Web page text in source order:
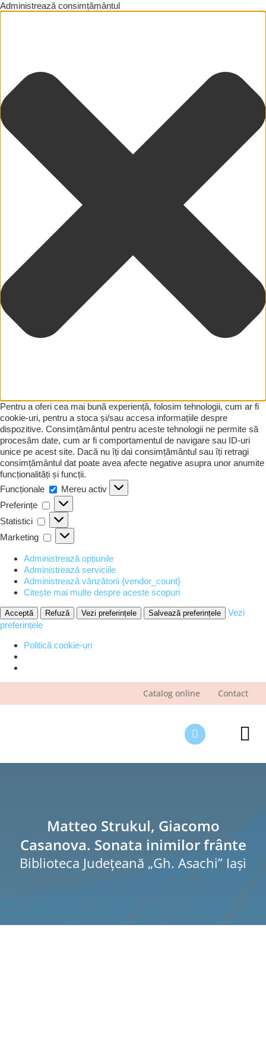
Administrează consimțământul
Pentru a oferi cea mai bună experiență, folosim tehnologii, cum ar fi
cookie-uri, pentru a stoca și/sau accesa informațiile despre
dispozitive. Consimțământul pentru aceste tehnologii ne permite să
procesăm date, cum ar fi comportamentul de navigare sau ID-uri
unice pe acest site. Dacă nu îți dai consimțământul sau îți retragi
consimțământul dat poate avea afecte negative asupra unor anumite
funcționalități și funcții.
Funcționale
Funcționale
Mereu activ
Preferințe
Preferințe
Statistici
Statistici
Marketing
Marketing
Administrează opțiunile
Administrează serviciile
Administrează vânzătorii {vendor_count}
Citește mai multe despre aceste scopuri
Acceptă Refuză Vezi preferințele Salvează preferințele
Vezi
preferințele
Politică cookie-uri
Catalog online Contact
Matteo Strukul, Giacomo
Casanova. Sonata inimilor frânte
Biblioteca Judeţeană „Gh. Asachi” Iaşi